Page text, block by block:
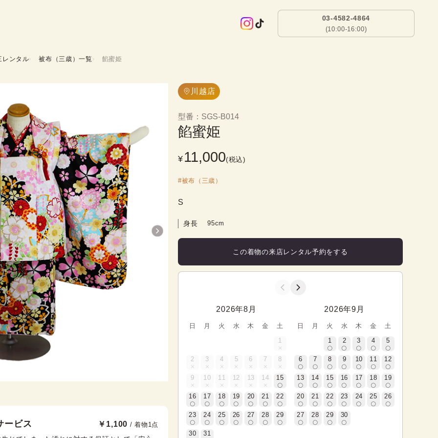
03-4582-4864
(10:00-16:00)
レンタル 被布（三歳）一覧 餡蜜姫
ービス ￥1,100 / 着物1点
川越店
型番 ： SGS-B014
餡蜜姫
¥ 11,000(税込)
#被布（三歳）
S
身長 95cm
この着物の来店レンタル予約をする
2026年8月
日 月 火 水 木 金
土
1
2 3 4 5 6 7 8
9 10 11 12 13 14 15
16 17 18 19 20 21 22
23 24 25 26 27 28 29
30 31
2026年9月
日 月 火 水 木 金
土
1
2 3 4 5
6 7 8 9 10 11 12
13 14 15 16 17 18 19
20 21 22 23 24 25 26
27 28 29 30